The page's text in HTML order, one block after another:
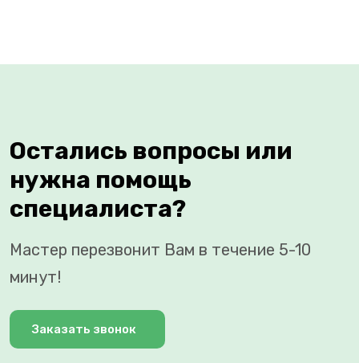
Остались вопросы или
нужна помощь
специалиста?
Мастер перезвонит Вам в течение 5-10
минут!
Заказать звонок